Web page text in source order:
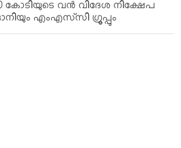
കോടിയുടെ വന്‍ വിദേശ നിക്ഷേപ
എംഎസ്‌സി ഗ്രൂപ്പും